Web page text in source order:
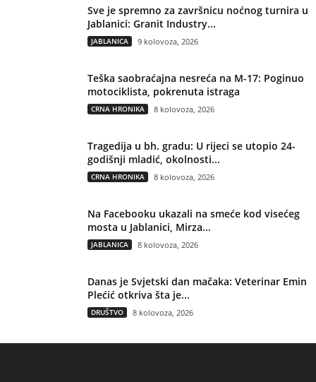
Sve je spremno za završnicu noćnog turnira u
Jablanici: Granit Industry...
JABLANICA 9 kolovoza, 2026
Teška saobraćajna nesreća na M-17: Poginuo
motociklista, pokrenuta istraga
CRNA HRONIKA 8 kolovoza, 2026
Tragedija u bh. gradu: U rijeci se utopio 24-
godišnji mladić, okolnosti...
CRNA HRONIKA 8 kolovoza, 2026
Na Facebooku ukazali na smeće kod visećeg
mosta u Jablanici, Mirza...
JABLANICA 8 kolovoza, 2026
Danas je Svjetski dan mačaka: Veterinar Emin
Plećić otkriva šta je...
DRUŠTVO 8 kolovoza, 2026